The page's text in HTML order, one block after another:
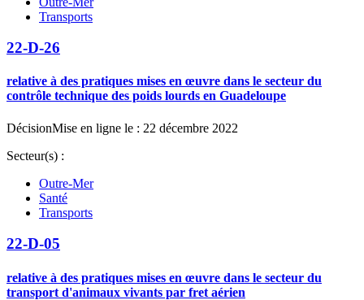
Transports
22-D-26
relative à des pratiques mises en œuvre dans le secteur du
contrôle technique des poids lourds en Guadeloupe
DécisionMise en ligne le : 22 décembre 2022
Secteur(s) :
Outre-Mer
Santé
Transports
22-D-05
relative à des pratiques mises en œuvre dans le secteur du
transport d'animaux vivants par fret aérien